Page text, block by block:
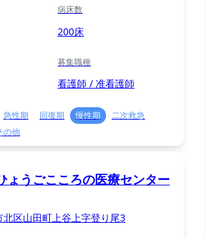
病床数
200床
募集職種
看護師 / 准看護師
急性期 回復期 慢性期
二次救急
の他
ょうごこころの医療センター
北区山田町上谷上字登り尾3